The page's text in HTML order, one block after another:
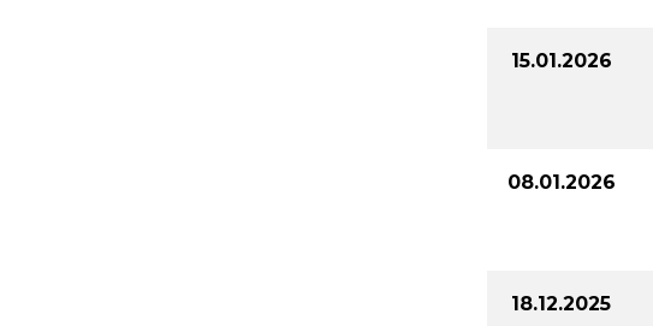
15.01.2026
08.01.2026
18.12.2025